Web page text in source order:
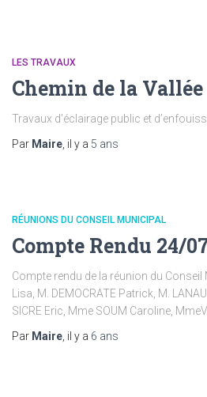
LES TRAVAUX
Chemin de la Vallée
Travaux d’éclairage public et
Par Maire , il y a 5 ans
RÉUNIONS DU CONSEIL MUNICIPAL
Compte Rendu 24/
Compte rendu de la réunion du Conseil
Lisa, M. DEMOCRATE Patrick, M.
SICRE Eric, Mme SOUM Caroline,
Par Maire , il y a 6 ans